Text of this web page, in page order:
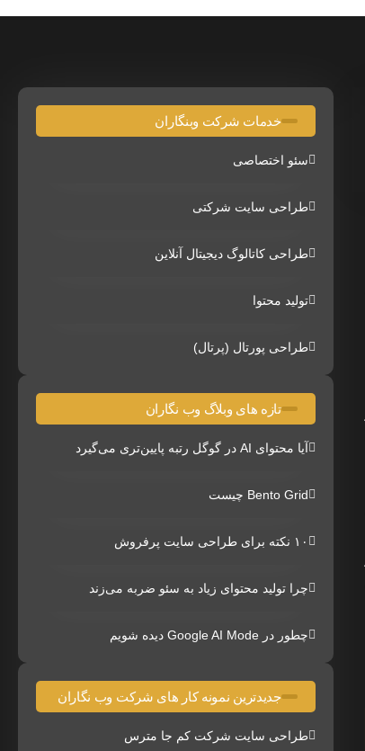
خدمات شرکت وبنگاران
سئو اختصاصی
طراحی سایت شرکتی
طراحی کاتالوگ دیجیتال آنلاین
تولید محتوا
طراحی پورتال (پرتال)
تازه های وبلاگ وب نگاران
آیا محتوای AI در گوگل رتبه پایین‌تری می‌گیرد
Bento Grid چیست
۱۰ نکته برای طراحی سایت پرفروش
چرا تولید محتوای زیاد به سئو ضربه می‌زند
چطور در Google AI Mode دیده شویم
جدیدترین نمونه کار های شرکت وب نگاران
طراحی سایت شرکت کم جا مترس